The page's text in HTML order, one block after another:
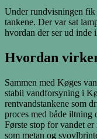
Under rundvisningen
tankene. Der var sat
hvordan der ser ud inde
Hvordan
Sammen med Køges
stabil vandforsyning i
rentvandstankene som
proces med både iltning
Første stop for vandet
som metan og